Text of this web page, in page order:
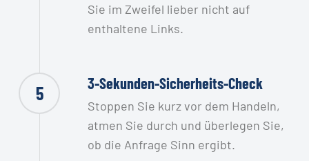
Sie im Zweifel lieber nicht auf
enthaltene Links.
5 3-Sekunden-Sicherheits-Check
Stoppen Sie kurz vor dem Handeln,
atmen Sie durch und überlegen Sie,
ob die Anfrage Sinn ergibt.